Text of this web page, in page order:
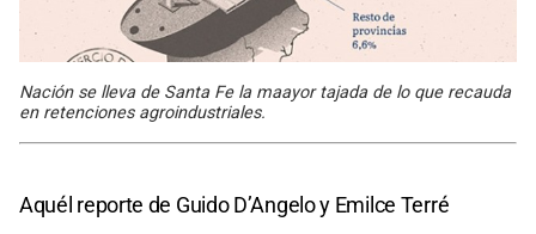
Nación se lleva de Santa Fe la maayor tajada de lo que recauda
en retenciones agroindustriales.
Aquél reporte de Guido D’Angelo y Emilce Terré